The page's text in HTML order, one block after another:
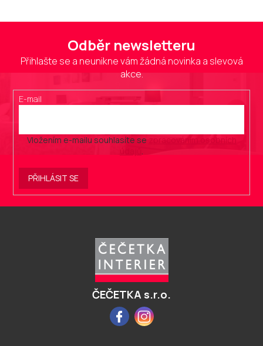
Odběr newsletteru
Přihlašte se a neunikne vám žádná novinka a slevová
akce.
E-mail
Vložením e-mailu souhlasíte se zpracováním osobních
.
PŘIHLÁSIT SE
ČEČETKA s.r.o.
FacebookInstagram